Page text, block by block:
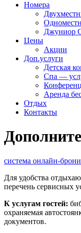
Номера
Джуниор
Цены
Акции
Доп.услуги
Детская
Спа —
Аренда
Отдых
Контакты
система онлайн-
Для удобства
перечень сервисных
К услугам гостей:
охраняемая
документов.